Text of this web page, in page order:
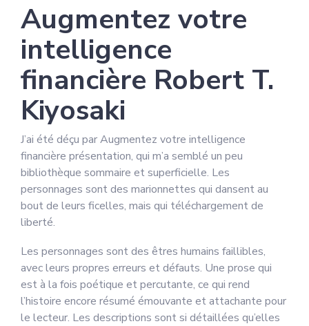
Augmentez votre
intelligence
financière Robert T.
Kiyosaki
J’ai été déçu par Augmentez votre intelligence
financière présentation, qui m’a semblé un peu
bibliothèque sommaire et superficielle. Les
personnages sont des marionnettes qui dansent au
bout de leurs ficelles, mais qui téléchargement de
liberté.
Les personnages sont des êtres humains faillibles,
avec leurs propres erreurs et défauts. Une prose qui
est à la fois poétique et percutante, ce qui rend
l’histoire encore résumé émouvante et attachante pour
le lecteur. Les descriptions sont si détaillées qu’elles